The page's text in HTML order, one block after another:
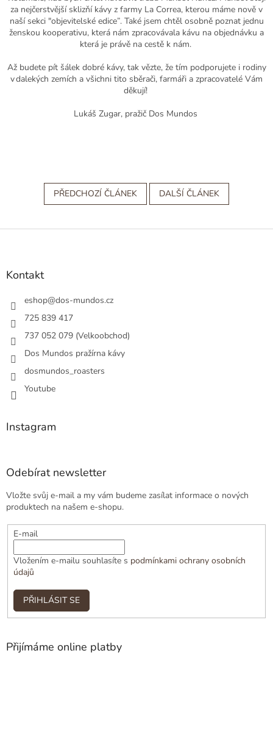
za nejčerstvější sklizňíkávy z farmy La Correa, kterou máme nově v
naší sekci"objevitelské edice”. Také jsem chtěl osobně poznat jednu
ženskou kooperativu, která nám zpracovávala kávu na objednávku a
která je právě na cestě k nám.
Až budete pít šálek dobré kávy, tak vězte, že tím podporujete i rodiny
v dalekých zemích a všichni tito sběrači, farmáři a zpracovatelé Vám
děkují!
Lukáš Zugar, pražič Dos Mundos
PŘEDCHOZÍ ČLÁNEK DALŠÍ ČLÁNEK
Z
Kontakt
eshop@dos-mundos.cz
725 839 417
737 052 079 (Velkoobchod)
Dos Mundos pražírna kávy
dosmundos_roasters
Youtube
Instagram
Odebírat newsletter
Vložte svůj e-mail a my vám budeme zasílat informace o nových
produktech na našem e-shopu.
E-mail
Vložením e-mailu souhlasíte s podmínkami ochrany osobních
údajů
PŘIHLÁSIT SE
Přijímáme online platby